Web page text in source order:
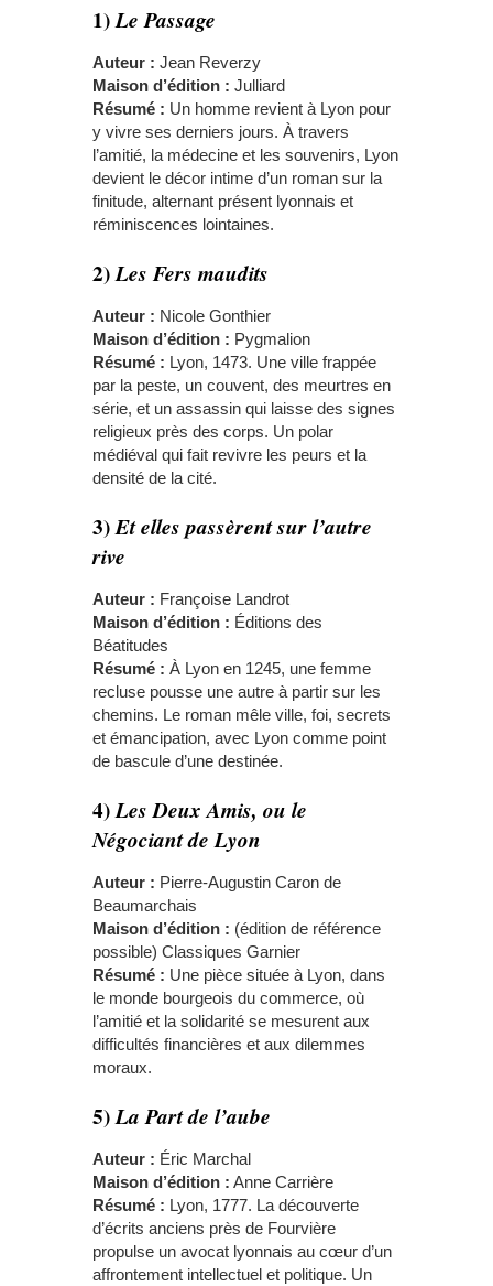
1)Le Passage
Auteur : Jean Reverzy
Maison d’édition : Julliard
Résumé : Un homme revient à Lyon pour
y vivre ses derniers jours. À travers
l’amitié, la médecine et les souvenirs, Lyon
devient le décor intime d’un roman sur la
finitude, alternant présent lyonnais et
réminiscences lointaines.
2)Les Fers maudits
Auteur : Nicole Gonthier
Maison d’édition : Pygmalion
Résumé : Lyon, 1473. Une ville frappée
par la peste, un couvent, des meurtres en
série, et un assassin qui laisse des signes
religieux près des corps. Un polar
médiéval qui fait revivre les peurs et la
densité de la cité.
3)Et elles passèrent sur l’autre
rive
Auteur : Françoise Landrot
Maison d’édition : Éditions des
Béatitudes
Résumé : À Lyon en 1245, une femme
recluse pousse une autre à partir sur les
chemins. Le roman mêle ville, foi, secrets
et émancipation, avec Lyon comme point
de bascule d’une destinée.
4)Les Deux Amis, ou le
Négociant de Lyon
Auteur : Pierre-Augustin Caron de
Beaumarchais
Maison d’édition : (édition de référence
possible) Classiques Garnier
Résumé : Une pièce située à Lyon, dans
le monde bourgeois du commerce, où
l’amitié et la solidarité se mesurent aux
difficultés financières et aux dilemmes
moraux.
5)La Part de l’aube
Auteur : Éric Marchal
Maison d’édition : Anne Carrière
Résumé : Lyon, 1777. La découverte
d’écrits anciens près de Fourvière
propulse un avocat lyonnais au cœur d’un
affrontement intellectuel et politique. Un